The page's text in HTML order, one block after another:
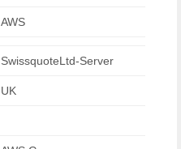
AWS
SwissquoteLtd-Server
UK